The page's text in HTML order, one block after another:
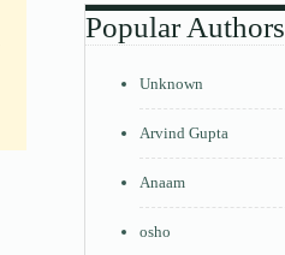
Popular Authors
Unknown
Arvind Gupta
Anaam
osho